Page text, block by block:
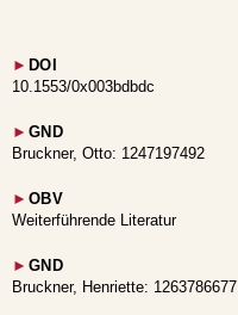
► DOI
10.1553/0x003bdbdc
► GND
Bruckner, Otto: 1247197492
► OBV
Weiterführende Literatur
► GND
Bruckner, Henriette: 1263786677